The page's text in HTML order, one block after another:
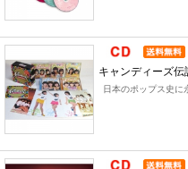
キャンディーズ伝
日本のポップス史に